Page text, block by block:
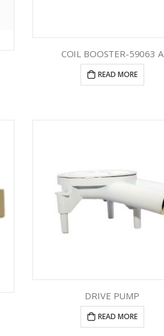
COIL BOOSTER-59063 A
READ MORE
DRIVE PUMP
READ MORE